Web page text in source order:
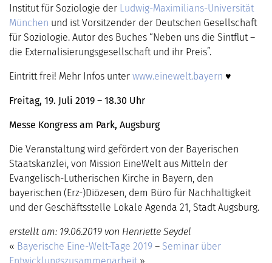
Institut für Soziologie der Ludwig-Maximilians-Universität
München und ist Vorsitzender der Deutschen Gesellschaft
für Soziologie. Autor des Buches “Neben uns die Sintflut –
die Externalisierungsgesellschaft und ihr Preis”.
Eintritt frei! Mehr Infos unter www.einewelt.bayern ♥
Freitag, 19. Juli 2019 – 18.30 Uhr
Messe Kongress am Park, Augsburg
Die Veranstaltung wird gefördert von der Bayerischen
Staatskanzlei, von Mission EineWelt aus Mitteln der
Evangelisch-Lutherischen Kirche in Bayern, den
bayerischen (Erz-)Diözesen, dem Büro für Nachhaltigkeit
und der Geschäftsstelle Lokale Agenda 21, Stadt Augsburg.
erstellt am: 19.06.2019 von Henriette Seydel
« Bayerische Eine-Welt-Tage 2019 – Seminar über